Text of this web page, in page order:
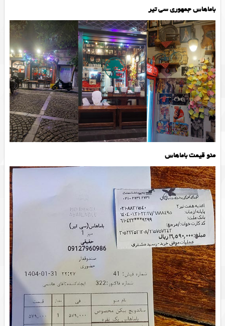
باماهاس جمهوری سی تیر
منو قیمت باماهاس